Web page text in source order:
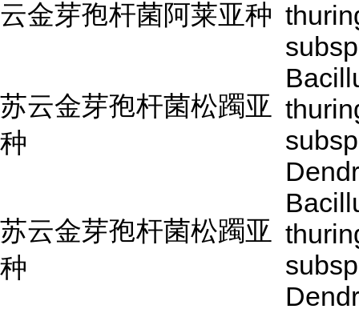
云金芽孢杆菌阿莱亚种
苏云金芽孢杆菌松躅亚
种
苏云金芽孢杆菌松躅亚
种